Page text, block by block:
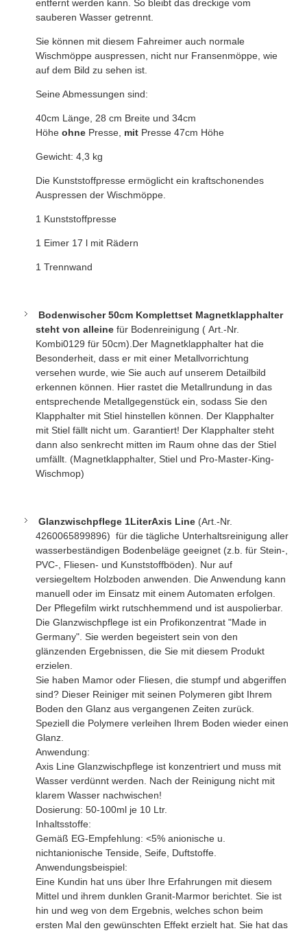
entfernt werden kann. So bleibt das dreckige vom
sauberen Wasser getrennt.
Sie können mit diesem Fahreimer auch normale
Wischmöppe auspressen, nicht nur Fransenmöppe, wie
auf dem Bild zu sehen ist.
Seine Abmessungen sind:
40cm Länge, 28 cm Breite und 34cm
Höhe ohne Presse, mit Presse 47cm Höhe
Gewicht: 4,3 kg
Die Kunststoffpresse ermöglicht ein kraftschonendes
Auspressen der Wischmöppe.
1 Kunststoffpresse
1 Eimer 17 l mit Rädern
1 Trennwand
Bodenwischer 50cm Komplettset Magnetklapphalter
steht von alleine für Bodenreinigung ( Art.-Nr.
Kombi0129 für 50cm).Der Magnetklapphalter hat die
Besonderheit, dass er mit einer Metallvorrichtung
versehen wurde, wie Sie auch auf unserem Detailbild
erkennen können. Hier rastet die Metallrundung in das
entsprechende Metallgegenstück ein, sodass Sie den
Klapphalter mit Stiel hinstellen können. Der Klapphalter
mit Stiel fällt nicht um. Garantiert! Der Klapphalter steht
dann also senkrecht mitten im Raum ohne das der Stiel
umfällt. (Magnetklapphalter, Stiel und Pro-Master-King-
Wischmop)
Glanzwischpflege 1LiterAxis Line (Art.-Nr.
4260065899896) für die tägliche Unterhaltsreinigung aller
wasserbeständigen Bodenbeläge geeignet (z.b. für Stein-,
PVC-, Fliesen- und Kunststoffböden). Nur auf
versiegeltem Holzboden anwenden. Die Anwendung kann
manuell oder im Einsatz mit einem Automaten erfolgen.
Der Pflegefilm wirkt rutschhemmend und ist auspolierbar.
Die Glanzwischpflege ist ein Profikonzentrat "Made in
Germany". Sie werden begeistert sein von den
glänzenden Ergebnissen, die Sie mit diesem Produkt
erzielen.
Sie haben Mamor oder Fliesen, die stumpf und abgeriffen
sind? Dieser Reiniger mit seinen Polymeren gibt Ihrem
Boden den Glanz aus vergangenen Zeiten zurück.
Speziell die Polymere verleihen Ihrem Boden wieder einen
Glanz.
Anwendung:
Axis Line Glanzwischpflege ist konzentriert und muss mit
Wasser verdünnt werden. Nach der Reinigung nicht mit
klarem Wasser nachwischen!
Dosierung: 50-100ml je 10 Ltr.
Inhaltsstoffe:
Gemäß EG-Empfehlung: <5% anionische u.
nichtanionische Tenside, Seife, Duftstoffe.
Anwendungsbeispiel:
Eine Kundin hat uns über Ihre Erfahrungen mit diesem
Mittel und ihrem dunklen Granit-Marmor berichtet. Sie ist
hin und weg von dem Ergebnis, welches schon beim
ersten Mal den gewünschten Effekt erzielt hat. Sie hat das